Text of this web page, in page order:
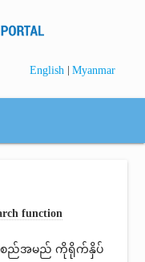
English | Myanmar
function
ကုန်စည်အမည် ကိုရိုက်နှိပ်